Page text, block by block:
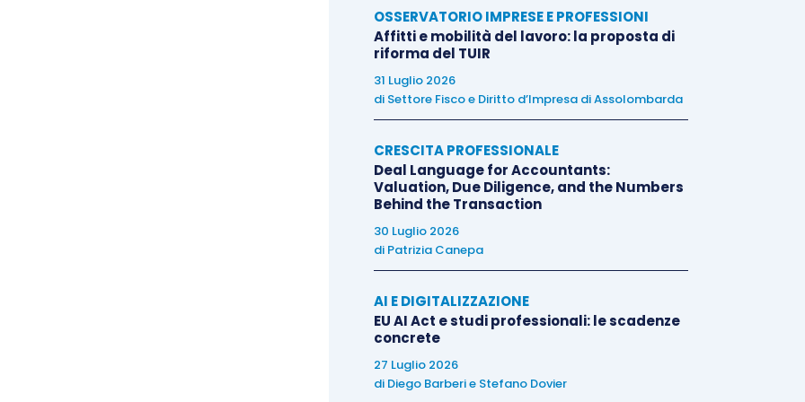
OSSERVATORIO IMPRESE E PROFESSIONI
Affitti e mobilità del lavoro: la proposta di
riforma del TUIR
31 Luglio 2026
di Settore Fisco e Diritto d’Impresa di Assolombarda
CRESCITA PROFESSIONALE
Deal Language for Accountants:
Valuation, Due Diligence, and the Numbers
Behind the Transaction
30 Luglio 2026
di Patrizia Canepa
AI E DIGITALIZZAZIONE
EU AI Act e studi professionali: le scadenze
concrete
27 Luglio 2026
di Diego Barberie Stefano Dovier